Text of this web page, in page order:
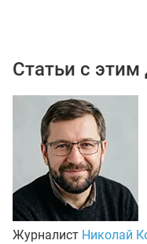
Статьи с
Журналист Николай